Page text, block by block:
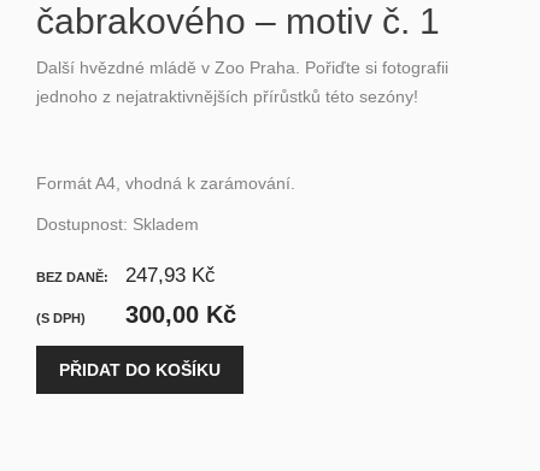
čabrakového – motiv č. 1
Další hvězdné mládě v Zoo Praha. Pořiďte si fotografii
jednoho z nejatraktivnějších přírůstků této sezóny!
Formát A4, vhodná k zarámování.
Dostupnost: Skladem
BEZ DANĚ: 247,93 Kč
(S DPH) 300,00 Kč
PŘIDAT DO KOŠÍKU